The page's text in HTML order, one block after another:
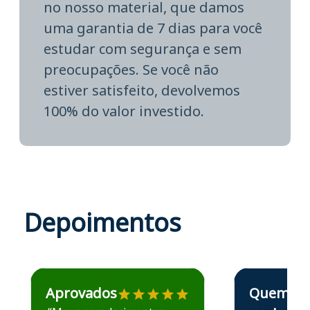
no nosso material, que damos
uma garantia de 7 dias para você
estudar com segurança e sem
preocupações. Se você não
estiver satisfeito, devolvemos
100% do valor investido.
Depoimentos
Estudante José recomenda o Aprova Concursos em
Aprovados
Estudante Elais
Quem